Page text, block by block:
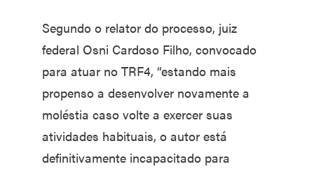
Segundo o relator do processo, juiz
federal Osni Cardoso Filho, convocado
para atuar no TRF4, “estando mais
propenso a desenvolver novamente a
moléstia caso volte a exercer suas
atividades habituais, o autor está
definitivamente incapacitado para